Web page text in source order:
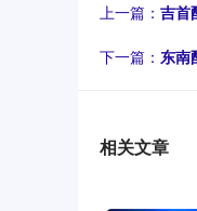
上一篇： 吉首
下一篇： 东南
相关文章